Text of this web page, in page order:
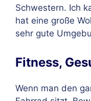
Schwestern. Ich
hat eine große
sehr gute
Fitness,
Wenn man den